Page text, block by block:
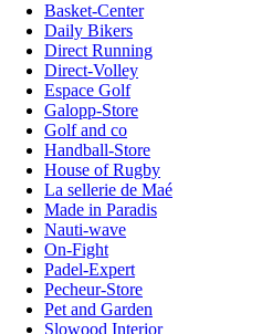
Basket-Center
Daily Bikers
Direct Running
Direct-Volley
Espace Golf
Galopp-Store
Golf and co
Handball-Store
House of Rugby
La sellerie de Maé
Made in Paradis
Nauti-wave
On-Fight
Padel-Expert
Pecheur-Store
Pet and Garden
Slowood Interior